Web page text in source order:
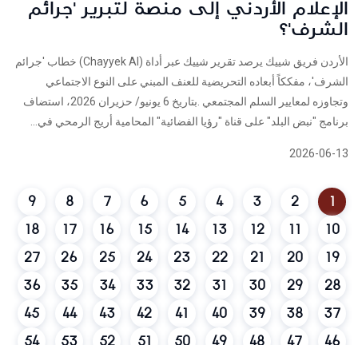
الإعلام الأردني إلى منصة لتبرير 'جرائم
الشرف'؟
الأردن فريق شييك يرصد تقرير شييك عبر أداة (Chayyek AI) خطاب 'جرائم
الشرف'، مفككاً أبعاده التحريضية للعنف المبني على النوع الاجتماعي
وتجاوزه لمعايير السلم المجتمعي .بتاريخ 6 يونيو/ حزيران 2026، استضاف
برنامج "نبض البلد" على قناة "رؤيا الفضائية" المحامية أريج الرمحي في...
2026-06-13
1
2
3
4
5
6
7
8
9
10
11
12
13
14
15
16
17
18
19
20
21
22
23
24
25
26
27
28
29
30
31
32
33
34
35
36
37
38
39
40
41
42
43
44
45
46
47
48
49
50
51
52
53
54